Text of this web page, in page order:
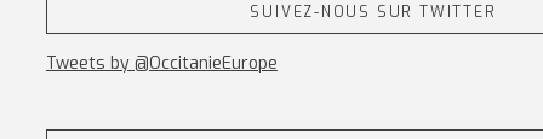
SUIVEZ-NOUS SUR TWITTER
Tweets by @OccitanieEurope